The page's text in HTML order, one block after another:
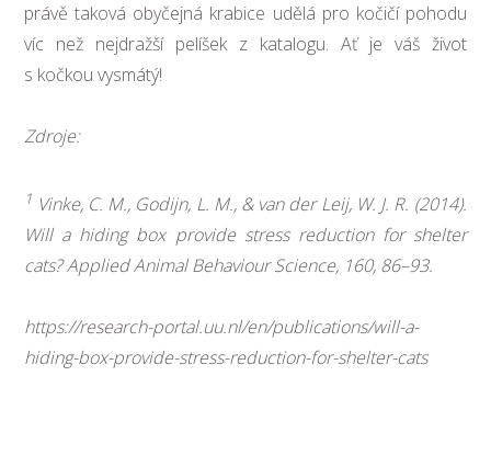
právě taková obyčejná krabice udělá pro kočičí pohodu
víc než nejdražší pelíšek z katalogu. Ať je váš život
s kočkou vysmátý!
Zdroje:
1 Vinke, C. M., Godijn, L. M., & van der Leij, W. J. R. (2014).
Will a hiding box provide stress reduction for shelter
cats? Applied Animal Behaviour Science, 160, 86–93.
https://research-portal.uu.nl/en/publications/will-a-
hiding-box-provide-stress-reduction-for-shelter-cats